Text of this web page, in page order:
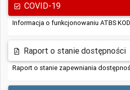
COVID-19
Informacja o funkcjonowaniu ATBS
Raport o stanie dostępności
Raport o stanie zapewniania